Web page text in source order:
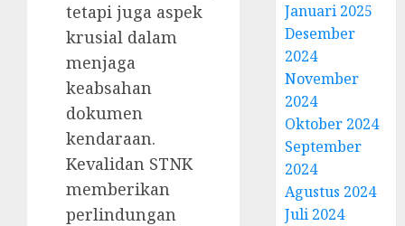
tetapi juga aspek
krusial dalam
menjaga
keabsahan
dokumen
kendaraan.
Kevalidan STNK
memberikan
perlindungan
Januari 2025
Desember
2024
November
2024
Oktober 2024
September
2024
Agustus 2024
Juli 2024